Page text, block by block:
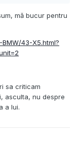
mă bucur pentru
43-X5.html?
sa criticam
asculta, nu despre
a lui.